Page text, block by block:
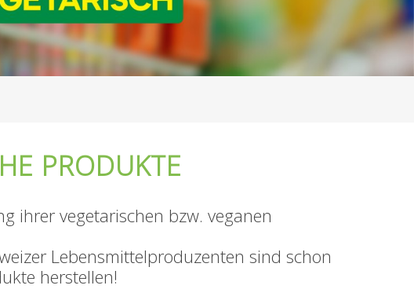
PRODUKTE
ihrer vegetarischen bzw. veganen
Lebensmittelproduzenten sind schon
herstellen!